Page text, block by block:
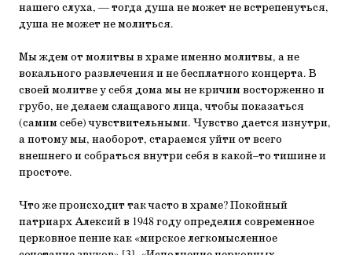
нашего слуха, — тогда душа не может не встрепенуться,
душа не может не молиться.
Мы ждем от молитвы в храме именно молитвы, а не
вокального развлечения и не бесплатного концерта. В
своей молитве у себя дома мы не кричим восторженно и
грубо, не делаем слащавого лица, чтобы показаться
(самим себе) чувствительными. Чувство дается изнутри,
а потому мы, наоборот, стараемся уйти от всего
внешнего и собраться внутри себя в какой–то тишине и
простоте.
Что же происходит так часто в храме? Покойный
патриарх Алексий в 1948 году определил современное
церковное пение как «мирское легкомысленное